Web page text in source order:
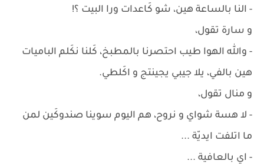
- النا بالساعة هين، شو كَاعدات ورا البيت ؟!
و سارة تقول،
- والله الهوا طيب احتصرنا بالمطبخ، كَلنا نكَلم الباميات
هين بالفي، يلا جيبي يجينتج و اكَلطي.
و منال تقول،
- لا هسة شواي و نروح، هم اليوم سوينا صندوكَين لمن
ما اتلفت ايديّة ...
- اي بالعافية ...